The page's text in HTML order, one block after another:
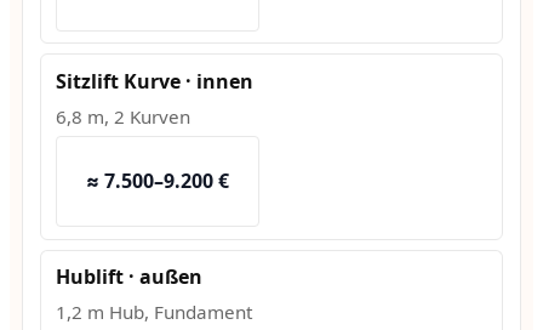
Sitzlift Kurve · innen
6,8 m, 2 Kurven
≈ 7.500–9.200 €
Hublift · außen
1,2 m Hub, Fundament